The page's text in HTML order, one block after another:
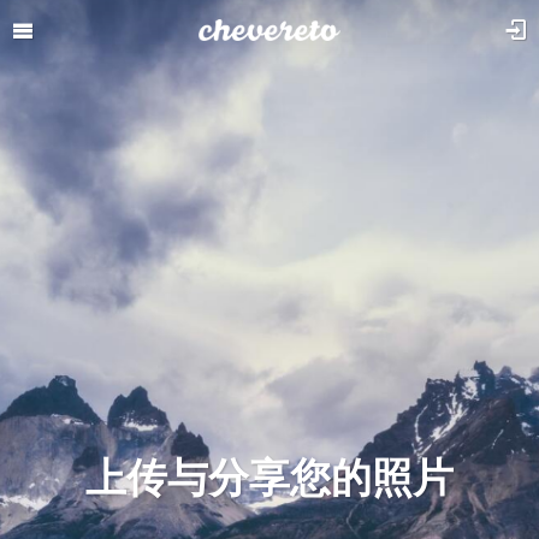
上传与分享您的照片